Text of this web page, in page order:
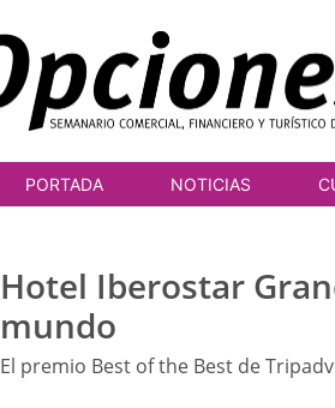
PORTADA NOTICIAS
Hotel Iberostar
mundo
El premio Best of the Best de